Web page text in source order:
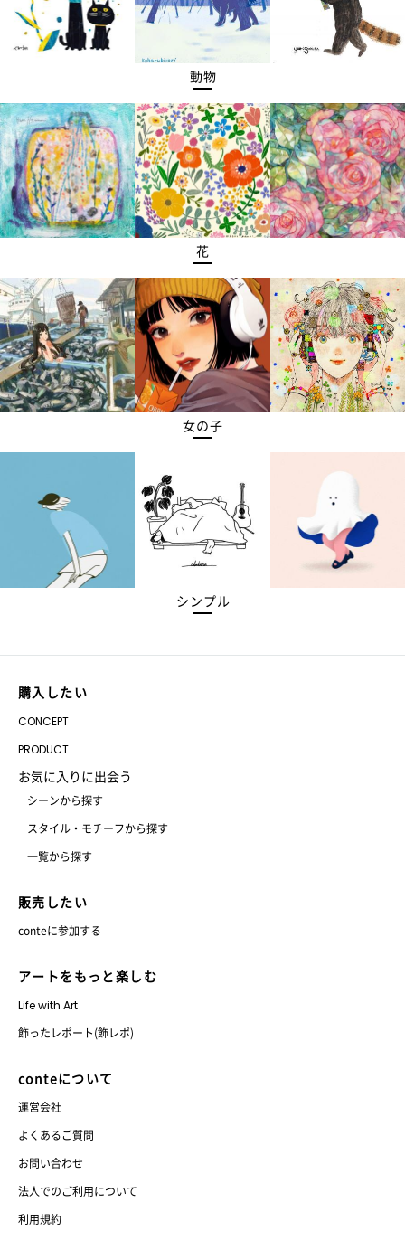
動物
花
女の子
シンプル
購入したい
CONCEPT
PRODUCT
お気に入りに出会う
シーンから探す
スタイル・モチーフから探す
一覧から探す
販売したい
conteに参加する
アートをもっと楽しむ
Life with Art
飾ったレポート(飾レポ)
conteについて
運営会社
よくあるご質問
お問い合わせ
法人でのご利用について
利用規約